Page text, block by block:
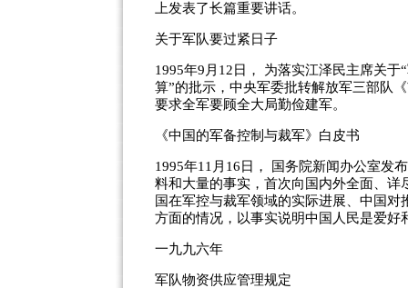
上发表了长篇重要讲话。
关于军队要过紧日子
1995年9月12日， 为落实江泽民主席关
算”的批示，中央军委批转解放军三部队
要求全军要顾全大局勤俭建军。
《中国的军备控制与裁军》白皮书
1995年11月16日， 国务院新闻办公室发
料和大量的事实，首次向国内外全面、
国在军控与裁军领域的实际进展、中国
方面的情况，以事实说明中国人民是爱好
一九九六年
军队物资供应管理规定